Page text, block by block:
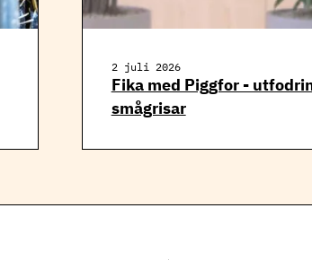
2 juli 2026
Fika med Piggfor -
smågrisar